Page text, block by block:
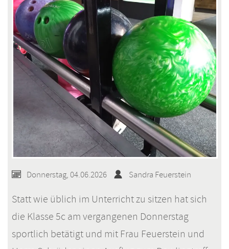
Donnerstag, 04.06.2026 Sandra Feuerstein
Statt wie üblich im Unterricht zu sitzen hat sich
die Klasse 5c am vergangenen Donnerstag
sportlich betätigt und mit Frau Feuerstein und